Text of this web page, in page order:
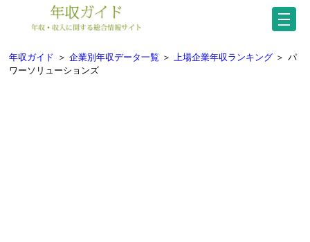
年収ガイド ＞ 企業別年収データ一覧 ＞ 上場企業年収ランキング ＞ パ
ワーソリューションズ